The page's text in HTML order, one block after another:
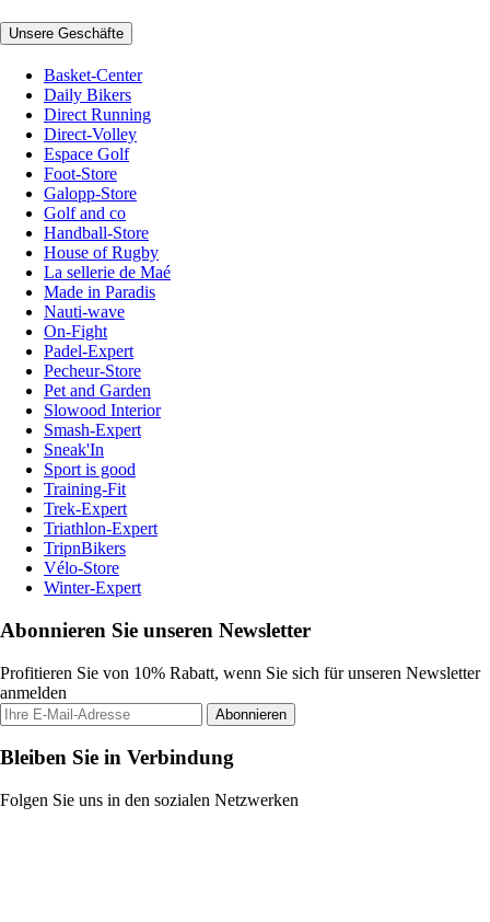
Unsere Geschäfte
Basket-Center
Daily Bikers
Direct Running
Direct-Volley
Espace Golf
Foot-Store
Galopp-Store
Golf and co
Handball-Store
House of Rugby
La sellerie de Maé
Made in Paradis
Nauti-wave
On-Fight
Padel-Expert
Pecheur-Store
Pet and Garden
Slowood Interior
Smash-Expert
Sneak'In
Sport is good
Training-Fit
Trek-Expert
Triathlon-Expert
TripnBikers
Vélo-Store
Winter-Expert
Abonnieren Sie unseren Newsletter
Profitieren Sie von 10% Rabatt, wenn Sie sich für unseren Newsletter
anmelden
Abonnieren
Bleiben Sie in Verbindung
Folgen Sie uns in den sozialen Netzwerken